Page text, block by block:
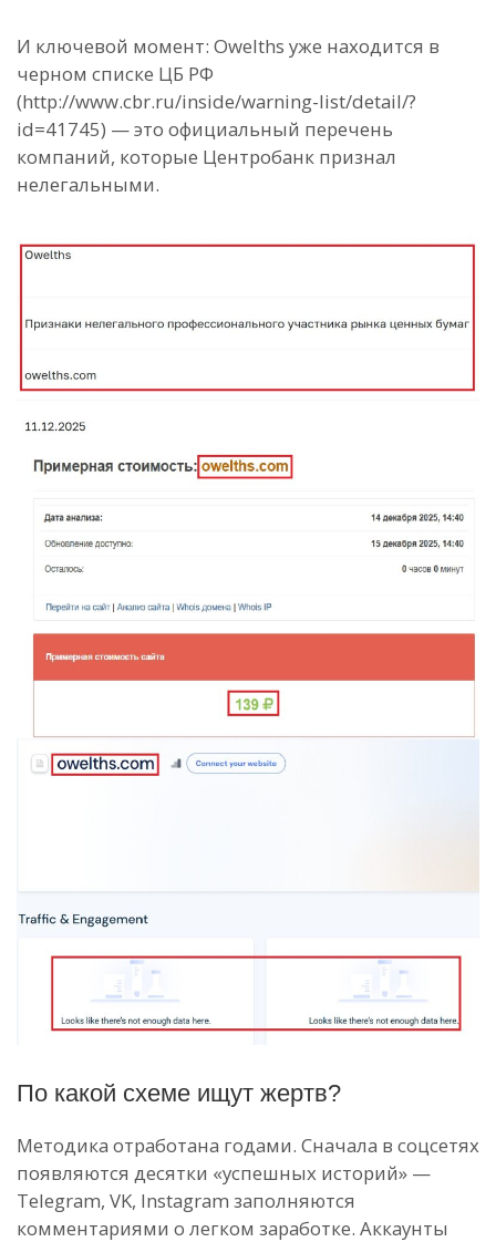
И ключевой момент: Owelths уже находится в
черном списке ЦБ РФ
(http://www.cbr.ru/inside/warning-list/detail/?
id=41745) — это официальный перечень
компаний, которые Центробанк признал
нелегальными.
По какой схеме ищут жертв?
Методика отработана годами. Сначала в соцсетях
появляются десятки «успешных историй» —
Telegram, VK, Instagram заполняются
комментариями о легком заработке. Аккаунты